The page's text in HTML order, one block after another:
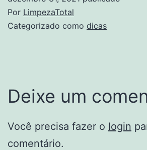
Por LimpezaTotal
Categorizado como dicas
Deixe um
Você precisa fazer o login
comentário.